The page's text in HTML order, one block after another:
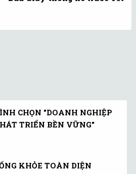
dự án đường cao tốc
CHỌN "DOANH NGHIỆP
TRIỂN BỀN VỮNG"
KHỎE TOÀN DIỆN